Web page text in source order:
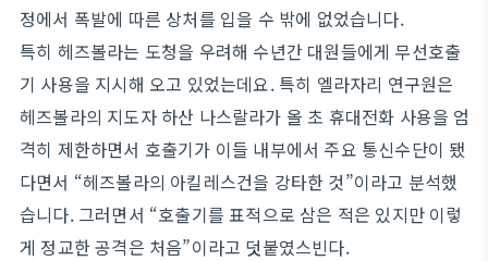
정에서 폭발에 따른 상처를 입을 수 밖에 없었습니다.
특히 헤즈볼라는 도청을 우려해 수년간 대원들에게 무선호출
기 사용을 지시해 오고 있었는데요. 특히 엘라자리 연구원은
헤즈볼라의 지도자 하산 나스랄라가 올 초 휴대전화 사용을 엄
격히 제한하면서 호출기가 이들 내부에서 주요 통신수단이 됐
다면서 “헤즈볼라의 아킬레스건을 강타한 것”이라고 분석했
습니다. 그러면서 “호출기를 표적으로 삼은 적은 있지만 이렇
게 정교한 공격은 처음”이라고 덧붙였스빈다.